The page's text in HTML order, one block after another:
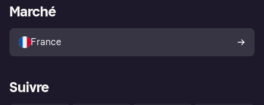
Explorez les magasins
Politique de protection de
l’acheteur Klarna
Portail Marchand
Marché
France
Suivre